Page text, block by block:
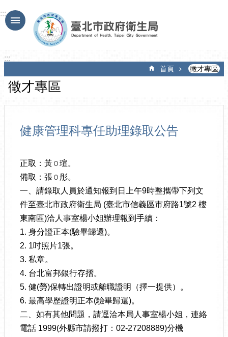
跳到主要內容區塊
:::
:::
首頁 徵才專區
徵才專區
健康管理科專任助理錄取公告
正取：黃Ｏ瑄。
備取：張Ｏ彤。
一、請錄取人員於通知報到日上午9時整攜帶下列文
件至臺北市政府衛生局 (臺北市信義區市府路1號2 樓
東南區)洽人事室楊小姐辦理報到手續：
1. 身分證正本(驗畢歸還)。
2. 1吋照片1張。
3. 私章。
4. 台北富邦銀行存摺。
5. 健(勞)保轉出證明或離職證明（擇一提供）。
6. 最高學歷證明正本(驗畢歸還)。
二、如有其他問題，請逕洽本局人事室楊小姐，連絡
電話 1999(外縣市請撥打：02-27208889)分機